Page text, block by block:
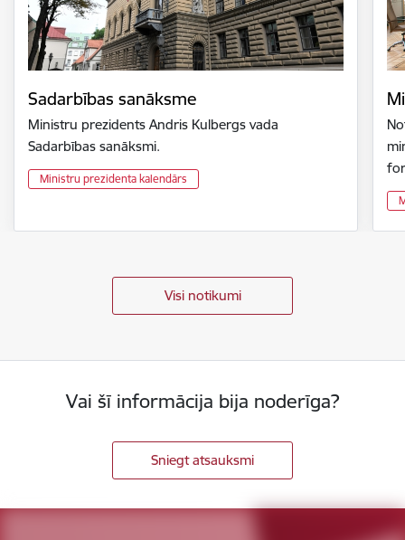
Sadarbības sanāksme
Ministru prezidents Andris Kulbergs vada
Sadarbības sanāksmi.
Ministru prezidenta kalendārs
Visi notikumi
Vai šī informācija bija noderīga?
Sniegt atsauksmi